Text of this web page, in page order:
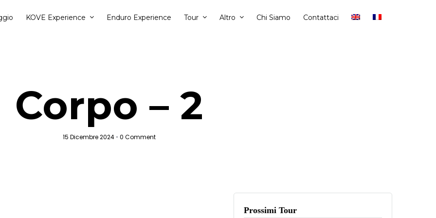
KOVE Experience Enduro Experience Tour Altro Chi Siamo Contattaci
Corpo – 2
15 Dicembre 2024 • 0 Comment
Prossimi Tour